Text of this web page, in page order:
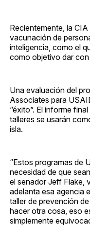
Recientemente, la
vacunación de
inteligencia, como el
como objetivo dar con
Una evaluación del
Associates para
“éxito”. El informe
talleres se usarán
isla.
“Estos programas de
necesidad de que
el senador Jeff Flake,
adelanta esa agencia
taller de prevención
hacer otra cosa, eso
simplemente